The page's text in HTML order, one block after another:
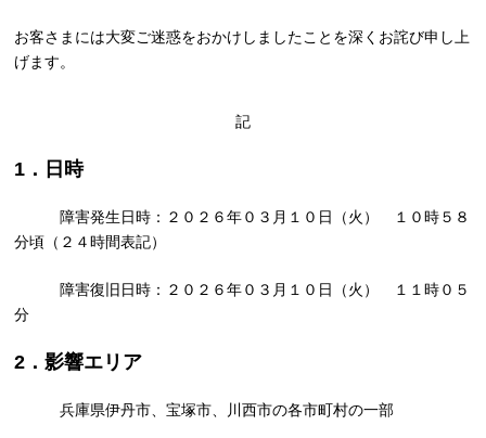
お客さまには大変ご迷惑をおかけしましたことを深くお詫び申し上
げます。
記
1．日時
障害発生日時：２０２６年０３月１０日（火） １０時５８
分頃（２４時間表記）
障害復旧日時：２０２６年０３月１０日（火） １１時０５
分
2．影響エリア
兵庫県伊丹市、宝塚市、川西市の各市町村の一部